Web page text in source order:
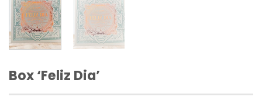
Box ‘Feliz Dia’